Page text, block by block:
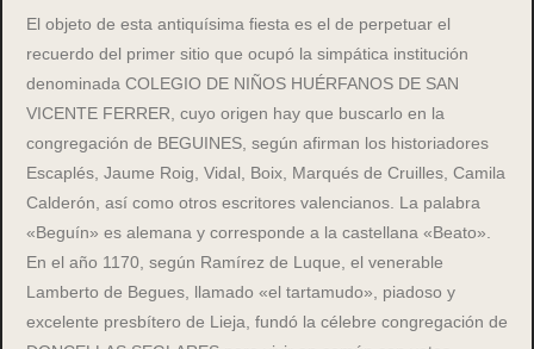
El objeto de esta antiquísima fiesta es el de perpetuar el
recuerdo del primer sitio que ocupó la simpática institución
denominada COLEGIO DE NIÑOS HUÉRFANOS DE SAN
VICENTE FERRER, cuyo origen hay que buscarlo en la
congregación de BEGUINES, según afirman los historiadores
Escaplés, Jaume Roig, Vidal, Boix, Marqués de Cruilles, Camila
Calderón, así como otros escritores valencianos. La palabra
«Beguín» es alemana y corresponde a la castellana «Beato».
En el año 1170, según Ramírez de Luque, el venerable
Lamberto de Begues, llamado «el tartamudo», piadoso y
excelente presbítero de Lieja, fundó la célebre congregación de